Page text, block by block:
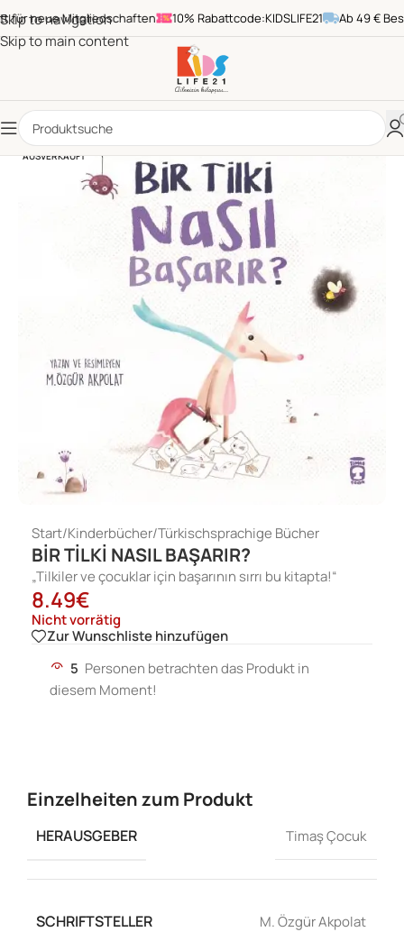
Skip to navigation
Skip to main content
neue Mitgliedschaften 10% Rabattcode:KIDSLIFE21 Ab 49 €
AUSVERKAUFT
Start/Kinderbücher/Türkischsprachige Bücher
BİR TİLKİ NASIL BAŞARIR?
„Tilkiler ve çocuklar için başarının sırrı bu kitapta!“
8.49€
Nicht vorrätig
Zur Wunschliste hinzufügen
5 Personen betrachten das Produkt in
diesem Moment!
Einzelheiten zum Produkt
HERAUSGEBER Timaş Çocuk
SCHRIFTSTELLER M. Özgür Akpolat